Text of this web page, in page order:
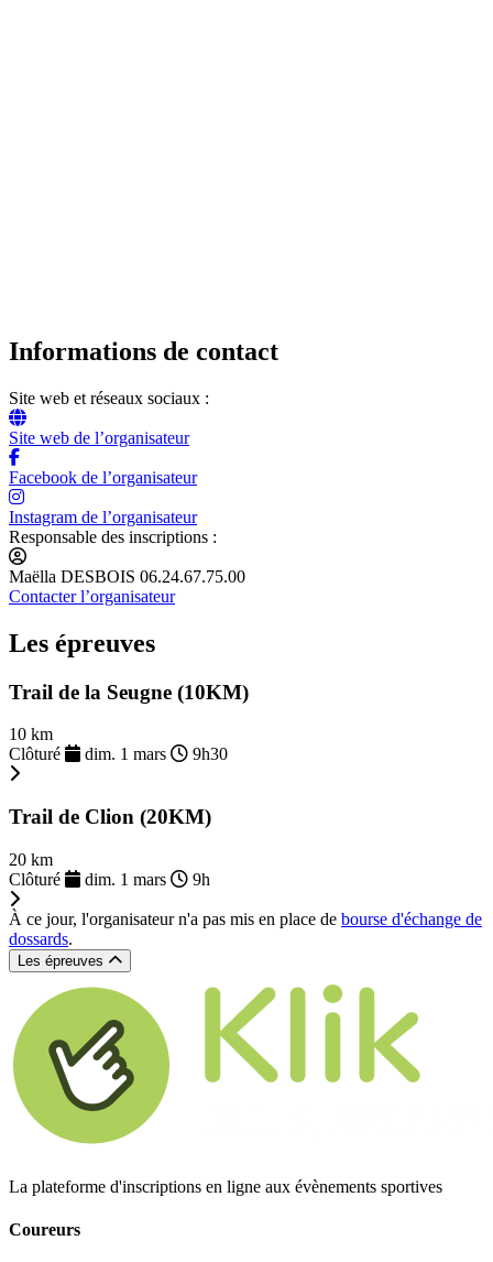
Informations de contact
Site web et réseaux sociaux :
Site web de l’organisateur
Facebook de l’organisateur
Instagram de l’organisateur
Responsable des inscriptions :
Maëlla DESBOIS 06.24.67.75.00
Contacter l’organisateur
Les épreuves
Trail de la Seugne (10KM)
10 km
Clôturé
dim. 1 mars 9h30
Trail de Clion (20KM)
20 km
Clôturé
dim. 1 mars 9h
À ce jour, l'organisateur n'a pas mis en place de bourse d'échange de
dossards.
Les épreuves
La plateforme d'inscriptions en ligne aux évènements sportives
Coureurs